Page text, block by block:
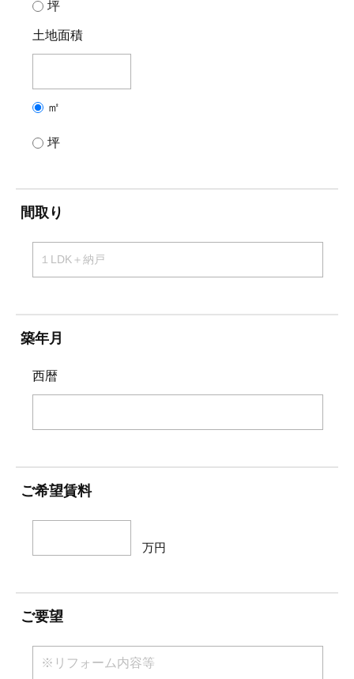
坪
土地面積
㎡
坪
間取り
築年月
西暦
ご希望賃料
万円
ご要望